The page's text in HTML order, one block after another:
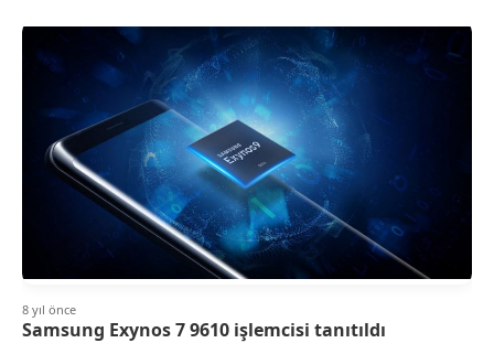
8 yıl önce
Samsung Exynos 7 9610 işlemcisi tanıtıldı